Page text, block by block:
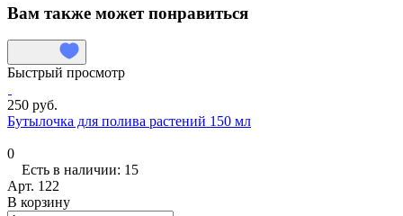
Вам также может понравиться
Быстрый просмотр
250 руб.
Бутылочка для полива растений 150 мл
0
Есть в наличии: 15
Арт. 122
В корзину